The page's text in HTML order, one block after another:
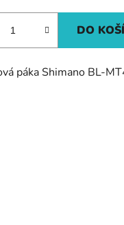
DO
páka Shimano BL-